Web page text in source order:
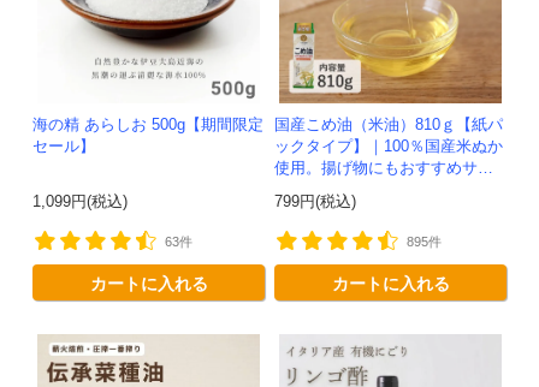
海の精 あらしお 500g【期間限定
セール】
1,099円(税込)
63件
カートに入れる
国産こめ油（米油）810ｇ【紙パ
ックタイプ】｜100％国産米ぬか
使用。揚げ物にもおすすめサイ
799円(税込)
895件
カートに入れる